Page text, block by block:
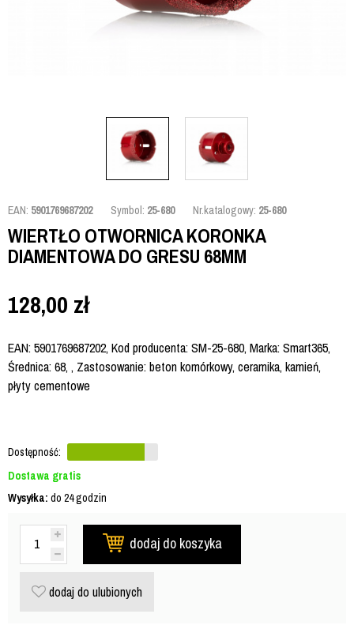
EAN: 5901769687202 Symbol: 25-680 Nr.katalogowy: 25-680
WIERTŁO OTWORNICA KORONKA
DIAMENTOWA DO GRESU 68MM
128,00 zł
EAN: 5901769687202, Kod producenta: SM-25-680, Marka: Smart365,
Średnica: 68, , Zastosowanie: beton komórkowy, ceramika, kamień,
płyty cementowe
Dostępność:
Dostawa gratis
Wysyłka: do 24 godzin
dodaj do koszyka
dodaj do ulubionych